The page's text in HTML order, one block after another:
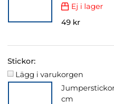
Ej i lager
49 kr
Stickor:
Lägg i varukorgen
cm